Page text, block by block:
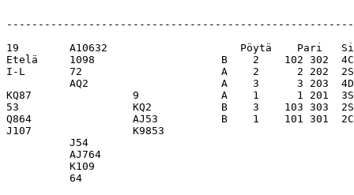
19        A10632                     Pöytä    Pari
Etelä     1098                    B    2    102 302  4C
I-L       72                      A    2      2 202  2S
AQ2                     A    3      3 203
KQ87                9             A    1      1 201  3S
53                  KQ2           B    3    103 303  2S
Q864                AJ53          B    1    101 301
J107                K9853
          J54
          AJ764
          K109
          64